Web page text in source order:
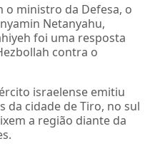
o ministro da Defesa, o
Netanyahu,
foi uma resposta
contra o
israelense emitiu
da cidade de Tiro, no sul
a região diante da